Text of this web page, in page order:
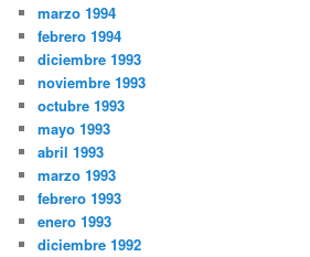
marzo 1994
febrero 1994
diciembre 1993
noviembre 1993
octubre 1993
mayo 1993
abril 1993
marzo 1993
febrero 1993
enero 1993
diciembre 1992